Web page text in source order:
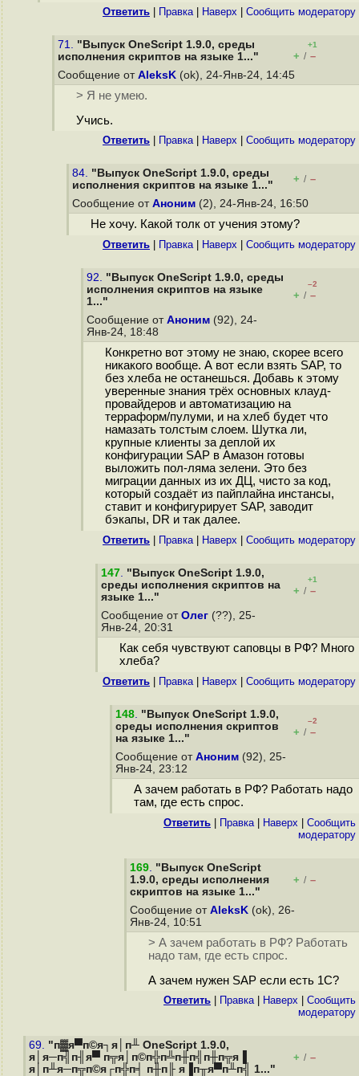
Ответить Правка| Наверх Cообщить модератору
71. "Выпуск OneScript 1.9.0, среды
исполнения скриптов на языке 1..."
+1
+ / –
Сообщение от AleksK (ok), 24-Янв-24, 14:45
> Я не умею.
Учись.
Ответить Правка| Наверх Cообщить модератору
84. "Выпуск OneScript 1.9.0, среды
исполнения скриптов на языке 1..."
+ / –
Сообщение от Аноним (2), 24-Янв-24, 16:50
Не хочу. Какой толк от учения этому?
Ответить Правка| Наверх Cообщить модератору
92. "Выпуск OneScript 1.9.0, среды
исполнения скриптов на языке
1..."
–2
+ / –
Сообщение от Аноним (92), 24-
Янв-24, 18:48
Конкретно вот этому не знаю, скорее всего
никакого вообще. А вот если взять SAP, то
без хлеба не останешься. Добавь к этому
уверенные знания трёх основных клауд-
провайдеров и автоматизацию на
терраформ/пулуми, и на хлеб будет что
намазать толстым слоем. Шутка ли,
крупные клиенты за деплой их
конфигурации SAP в Амазон готовы
выложить пол-ляма зелени. Это без
миграции данных из их ДЦ, чисто за код,
который создаёт из пайплайна инстансы,
ставит и конфигурирует SAP, заводит
бэкапы, DR и так далее.
Ответить Правка| Наверх Cообщить модератору
147. "Выпуск OneScript 1.9.0,
среды исполнения скриптов на
языке 1..."
+1
+ / –
Сообщение от Олег (??), 25-
Янв-24, 20:31
Как себя чувствуют саповцы в РФ? Много
хлеба?
Ответить Правка| Наверх Cообщить модератору
148. "Выпуск OneScript 1.9.0,
среды исполнения скриптов
на языке 1..."
–2
+ / –
Сообщение от Аноним (92), 25-
Янв-24, 23:12
А зачем работать в РФ? Работать надо
там, где есть спрос.
Ответить Правка| Наверх
Cообщить
модератору
169. "Выпуск OneScript
1.9.0, среды исполнения
скриптов на языке 1..."
+ / –
Сообщение от AleksK (ok), 26-
Янв-24, 10:51
> А зачем работать в РФ? Работать
надо там, где есть спрос.
А зачем нужен SAP если есть 1С?
Ответить Правка| Наверх
Cообщить
модератору
69. "п▓я▀п©я┐я│п╨ OneScript 1.9.0,
я│я─п╣п╢я▀ п╦я│п©п╬п╩п╫п╣п╫п╦я▐
я│п╨я─п╦п©я┌п╬п╡ п╫п╟ я▐п╥я▀п╨п╣ 1..."
+ / –